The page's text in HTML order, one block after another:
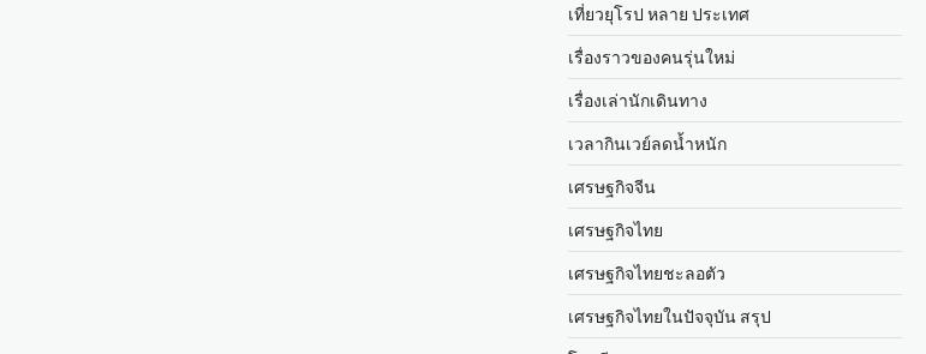
เที่ยวยุโรป หลาย ประเทศ
เรื่องราวของคนรุ่นใหม่
เรื่องเล่านักเดินทาง
เวลากินเวย์ลดน้ำหนัก
เศรษฐกิจจีน
เศรษฐกิจไทย
เศรษฐกิจไทยชะลอตัว
เศรษฐกิจไทยในปัจจุบัน สรุป